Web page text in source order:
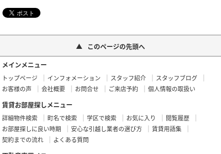
このページの先頭へ
メインメニュー
トップページ インフォメーション スタッフ紹介
スタッフブログ
お客様の声
会社概要 お問合せ ご来店予約 個人情報の取扱い
賃貸お部屋探しメニュー
詳細物件検索 町名で検索 学区で検索 お気に入り
閲覧履歴
お部屋探しに良い時期
安心な引越し業者の選び方
賃貸用語集
契約までの流れ
よくある質問